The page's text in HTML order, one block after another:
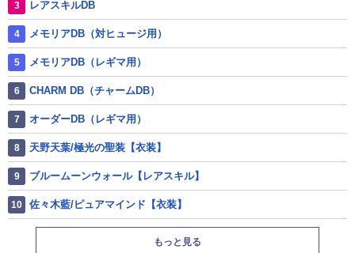
レアスキルDB
メモリアDB（対ヒュージ用）
メモリアDB（レギマ用）
CHARM DB（チャームDB）
オーダーDB（レギマ用）
天野天葉/極光の聖装【衣装】
ブルームーンウォール【レアスキル】
佐々木藍/ピュアマインド【衣装】
もっと見る